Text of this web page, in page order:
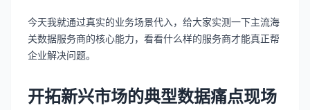
今天我就通过真实的业务场景代入，给大家实测一下主流海
关数据服务商的核心能力，看看什么样的服务商才能真正帮
企业解决问题。
开拓新兴市场的典型数据痛点现场